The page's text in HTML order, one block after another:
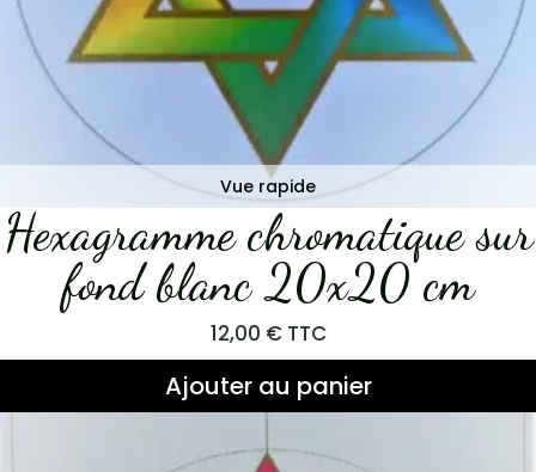
Vue rapide
Hexagramme chromatique sur
fond blanc 20x20 cm
12,00 € TTC
Ajouter au panier